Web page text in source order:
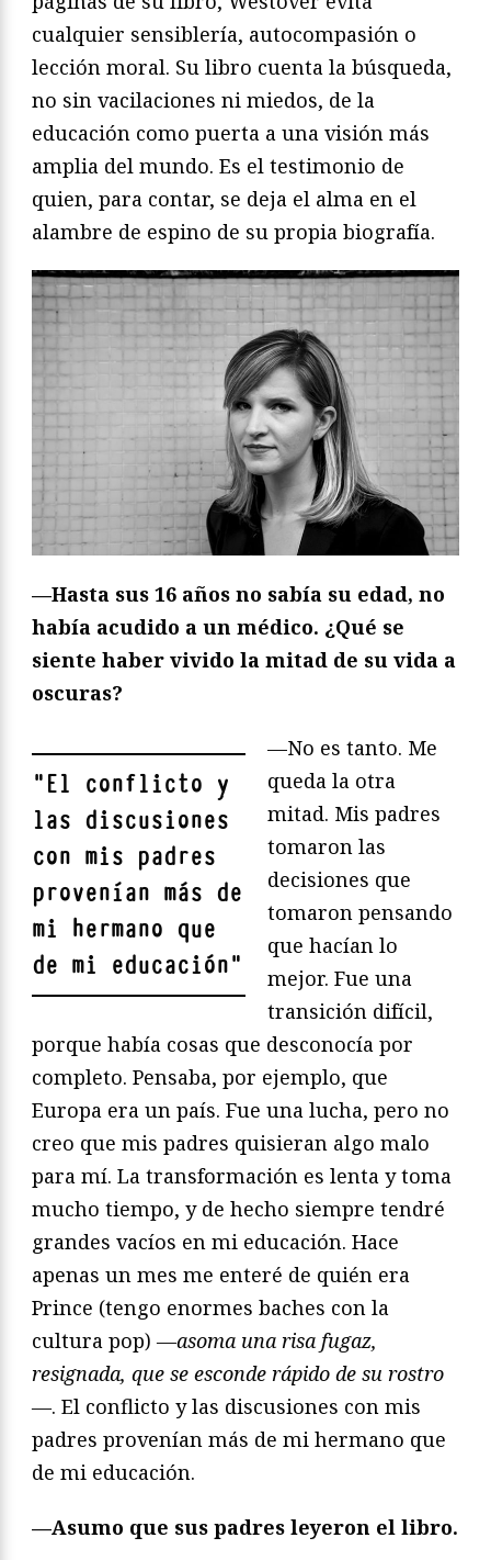
cualquier sensiblería, autocompasión o
lección moral. Su libro cuenta la búsqueda,
no sin vacilaciones ni miedos, de la
educación como puerta a una visión más
amplia del mundo. Es el testimonio de
quien, para contar, se deja el alma en el
alambre de espino de su propia biografía.
—Hasta sus 16 años no sabía su edad, no
había acudido a un médico. ¿Qué se
siente haber vivido la mitad de su vida a
oscuras?
"El conflicto y
las discusiones
con mis padres
provenían más de
mi hermano que
de mi educación"
—No es tanto. Me
queda la otra
mitad. Mis padres
tomaron las
decisiones que
tomaron pensando
que hacían lo
mejor. Fue una
transición difícil,
porque había cosas que desconocía por
completo. Pensaba, por ejemplo, que
Europa era un país. Fue una lucha, pero no
creo que mis padres quisieran algo malo
para mí. La transformación es lenta y toma
mucho tiempo, y de hecho siempre tendré
grandes vacíos en mi educación. Hace
apenas un mes me enteré de quién era
Prince (tengo enormes baches con la
cultura pop)—asoma una risa fugaz,
resignada, que se esconde rápido de su rostro
—. El conflicto y las discusiones con mis
padres provenían más de mi hermano que
de mi educación.
—Asumo que sus padres leyeron el libro.